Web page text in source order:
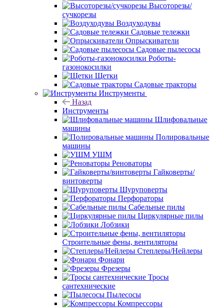
Высоторезы/
сучкорезы
Воздуходувы
Садовые тележки
Опрыскиватели
Садовые пылесосы
Роботы-
газонокосилки
Щетки
Садовые тракторы
Инструменты
Назад
Инструменты
Шлифовальные
машины
Полировальные
машины
УШМ
Реноваторы
Гайковерты/
винтоверты
Шуруповерты
Перфораторы
Сабельные пилы
Циркулярные пилы
Лобзики
Строительные фены, вентиляторы
Степлеры/Нейлеры
Фонари
Фрезеры
Тросы
сантехнические
Пылесосы
Компрессоры